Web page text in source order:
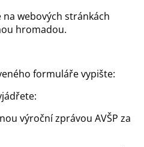
webových stránkách
hromadou.
formuláře vypište:
výroční zprávou AVŠP za